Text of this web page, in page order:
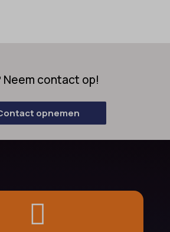
Neem contact op!
opnemen
